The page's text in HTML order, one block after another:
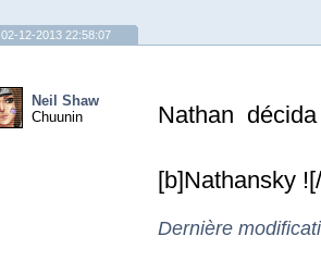
02-12-2013 22:58:07
Neil Shaw
Chuunin
Nathan
[b]Nathansky
Dernière